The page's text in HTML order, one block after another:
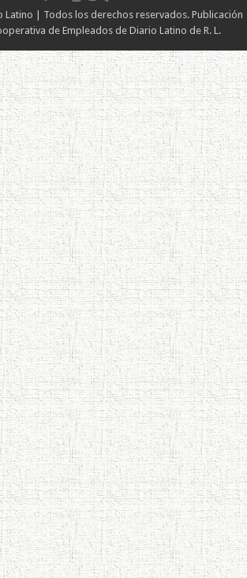
Latino | Todos los derechos reservados. Publicación
de Empleados de Diario Latino de R. L.